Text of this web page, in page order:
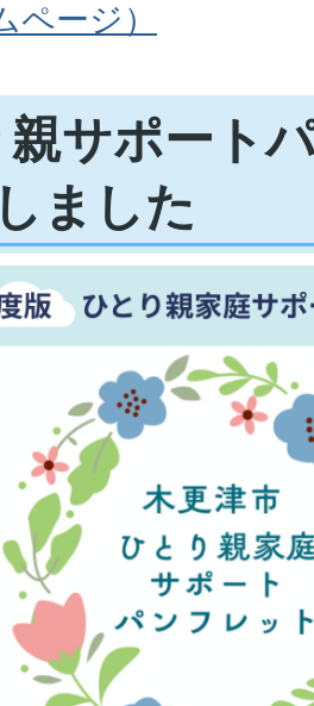
ページ）
サポート
ました